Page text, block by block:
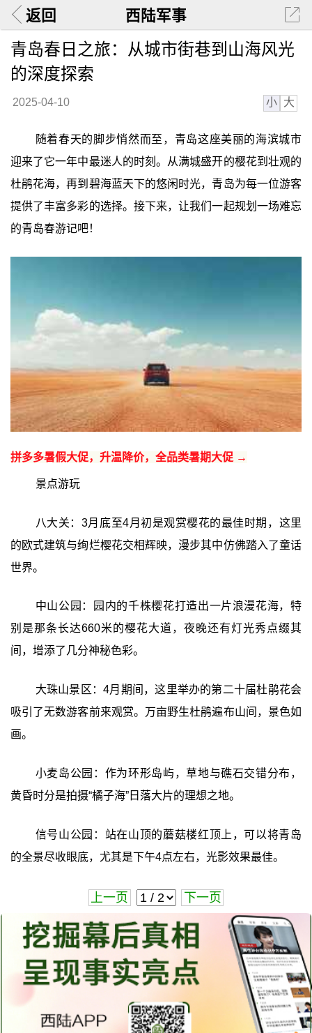
返回 西陆军事
青岛春日之旅：从城市街巷到山海风光
的深度探索
2025-04-10 小 大
随着春天的脚步悄然而至，青岛这座美丽的海滨城市
迎来了它一年中最迷人的时刻。从满城盛开的樱花到壮观的
杜鹃花海，再到碧海蓝天下的悠闲时光，青岛为每一位游客
提供了丰富多彩的选择。接下来，让我们一起规划一场难忘
的青岛春游记吧！
拼多多暑假大促，升温降价，全品类暑期大促 →
景点游玩
八大关：3月底至4月初是观赏樱花的最佳时期，这里
的欧式建筑与绚烂樱花交相辉映，漫步其中仿佛踏入了童话
世界。
中山公园：园内的千株樱花打造出一片浪漫花海，特
别是那条长达660米的樱花大道，夜晚还有灯光秀点缀其
间，增添了几分神秘色彩。
大珠山景区：4月期间，这里举办的第二十届杜鹃花会
吸引了无数游客前来观赏。万亩野生杜鹃遍布山间，景色如
画。
小麦岛公园：作为环形岛屿，草地与礁石交错分布，
黄昏时分是拍摄“橘子海”日落大片的理想之地。
信号山公园：站在山顶的蘑菇楼红顶上，可以将青岛
的全景尽收眼底，尤其是下午4点左右，光影效果最佳。
上一页 下一页